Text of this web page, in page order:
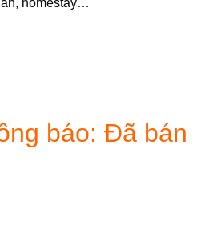
homestay…
báo: Đã bán